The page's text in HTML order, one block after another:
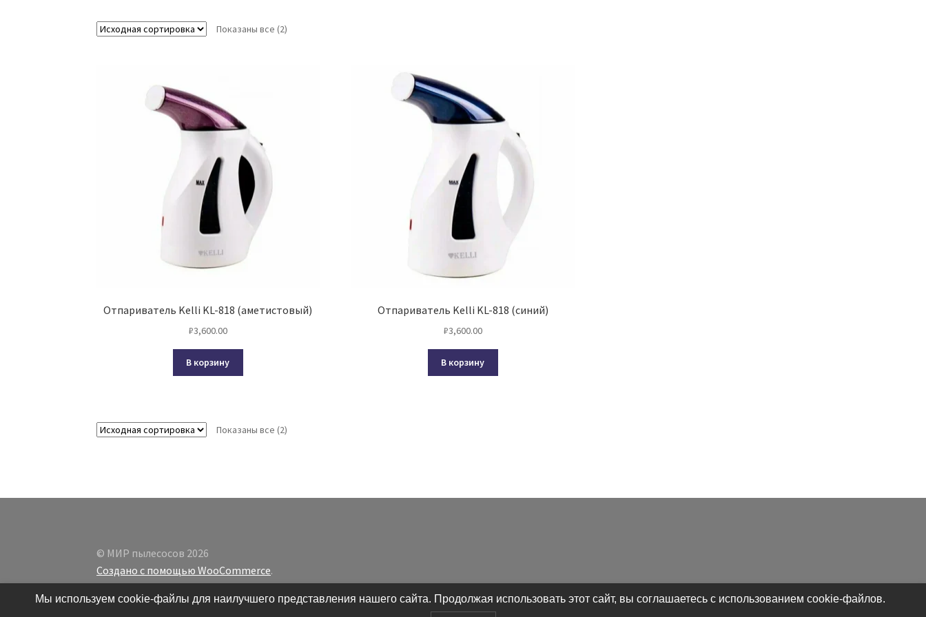
Показаны все (2)
Отпариватель Kelli KL-818 (аметистовый)
₽3,600.00
В корзину
Отпариватель Kelli KL-818 (синий)
₽3,600.00
В корзину
Показаны все (2)
© МИР пылесосов 2026
Создано с помощью WooCommerce.
Мы используем cookie-файлы для наилучшего представления нашего сайта. Продолжая использовать этот сайт, вы соглашаетесь с использованием cookie-файлов.